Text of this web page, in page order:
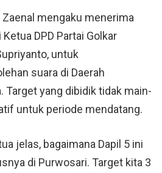
Zaenal mengaku menerima
DPD Partai Golkar
untuk
suara di Daerah
Target yang dibidik tidak main-
untuk periode mendatang.
jelas, bagaimana Dapil 5 ini
di Purwosari. Target kita 3